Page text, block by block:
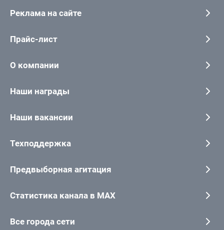
Реклама на сайте
Прайс-лист
О компании
Наши награды
Наши вакансии
Техподдержка
Предвыборная агитация
Статистика канала в MAX
Все города сети